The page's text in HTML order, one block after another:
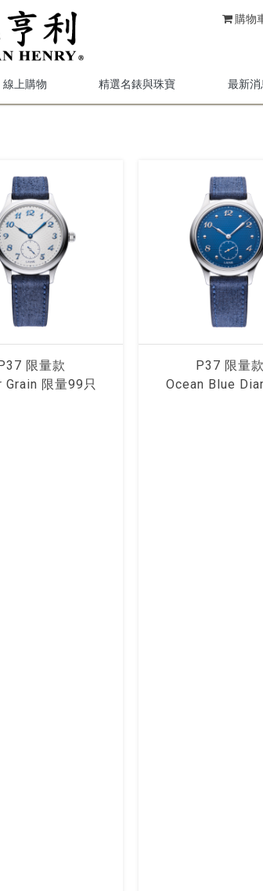
線上購物 精選名錶與珠寶 最新消
購物
限量款
Grain 限量99只
P37 限量款
Ocean Blue